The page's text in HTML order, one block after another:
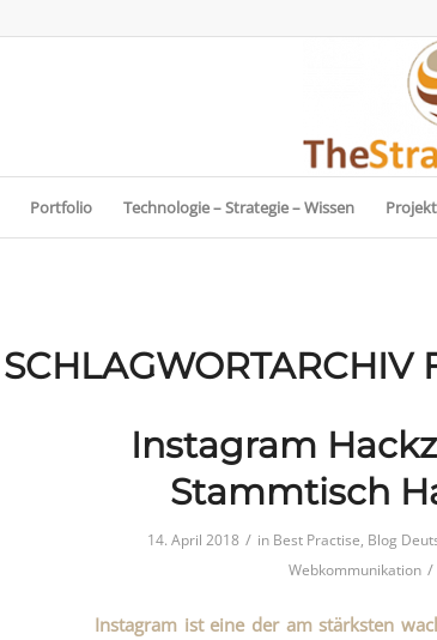
Portfolio Technologie – Strategie – Wissen
SCHLAGWORTARCHIV
Instagram
Stammtisch
14. April 2018 / in Best Practise, Blog
Webkommunikation /
Instagram ist eine der am stärksten